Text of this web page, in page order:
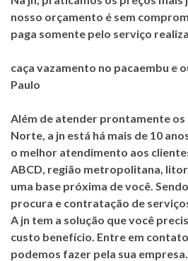
nosso orçamento é sem
paga somente pelo serviço
caça vazamento no pacaembu e
Paulo
Além de atender prontamente os
Norte, a jn está há mais de 10
o melhor atendimento aos
ABCD, região metropolitana,
uma base próxima de você.
procura e contratação de
A jn tem a solução que você
custo benefício. Entre em
podemos fazer pela sua